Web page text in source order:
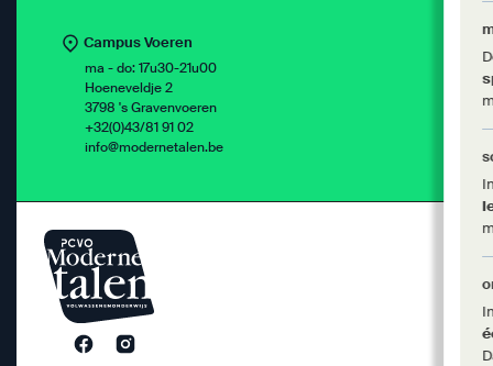
Campus Voeren
ma - do: 17u30-21u00
Hoeneveldje 2
3798 's Gravenvoeren
+32(0)43/81 91 02
info@modernetalen.be